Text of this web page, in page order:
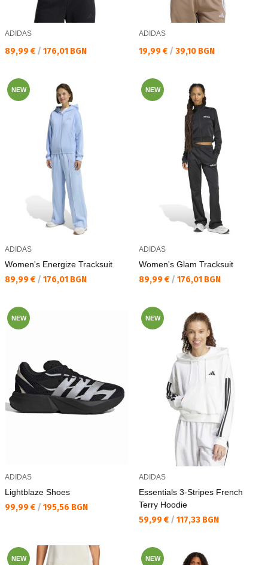
ADIDAS
Текуща цена:
89,99 € / 176,01 BGN
ADIDAS
Текуща цена:
19,99 € / 39,10 BGN
NEW
ADIDAS
Women's Energize Tracksuit
Текуща цена:
89,99 € / 176,01 BGN
NEW
ADIDAS
Women's Glam Tracksuit
Текуща цена:
89,99 € / 176,01 BGN
NEW
ADIDAS
Lightblaze Shoes
Текуща цена:
99,99 € / 195,56 BGN
NEW
ADIDAS
Essentials 3-Stripes French
Terry Hoodie
Текуща цена:
59,99 € / 117,33 BGN
NEW NEW